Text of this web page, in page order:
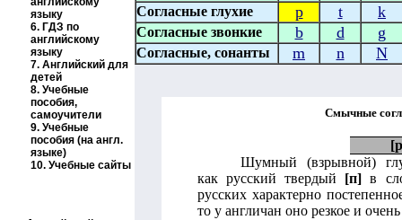
языку
6. ГДЗ по
английскому
языку
7. Английский для
детей
8. Учебные
пособия,
самоучители
9. Учебные
пособия (на англ.
языке)
10. Учебные сайты
Согласные глухие p t k
Согласные звонкие b d g
Согласные, сонанты m n N
Смычные
[p
Шумный (взрывной)
как русский твердый [п] в
русских характерно
то у англичан оно резкое и